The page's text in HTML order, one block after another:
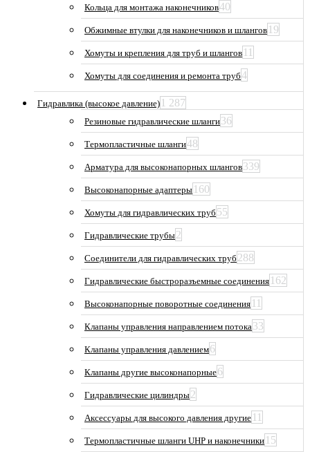
Кольца для монтажа наконечников40
Обжимные втулки для наконечников и шлангов 19
Хомуты и крепления для труб и шлангов 11
Хомуты для соединения и ремонта труб4
Гидравлика (высокое давление) 1 287
Резиновые гидравлические шланги36
Термопластичные шланги48
Арматура для высоконапорных шлангов339
Высоконапорные адаптеры 160
Хомуты для гидравлических труб 55
Гидравлические трубы2
Соединители для гидравлических труб 288
Гидравлические быстроразъемные соединения 162
Высоконапорные поворотные соединения 11
Клапаны управления направлением потока33
Клапаны управления давлением6
Клапаны другие высоконапорные6
Гидравлические цилиндры2
Аксессуары для высокого давления другие 11
Термопластичные шланги UHP и наконечники 15